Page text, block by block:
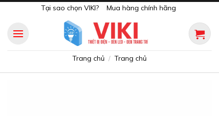
content
Tại sao chọn VIKI? Mua hàng chính hãng
Trang chủ / Trang chủ